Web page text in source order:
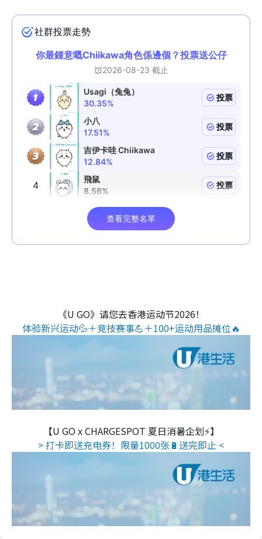
《U GO》请您去香港运动节2026！
体验新兴运动💦＋竞技赛事💪＋100+运动用品摊位🔥
【U GO x CHARGESPOT 夏日消暑企划⚡】
> 打卡即送充电券！限量1000张🔋送完即止 <